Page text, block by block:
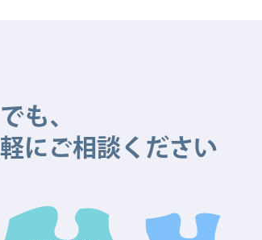
も、
にご相談ください